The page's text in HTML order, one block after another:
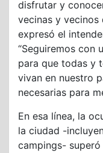
disfrutar y
vecinas y vecinos
expresó el
“Seguiremos con
para que todas y
vivan en nuestro
necesarias para
En esa línea, la
la ciudad -
campings-